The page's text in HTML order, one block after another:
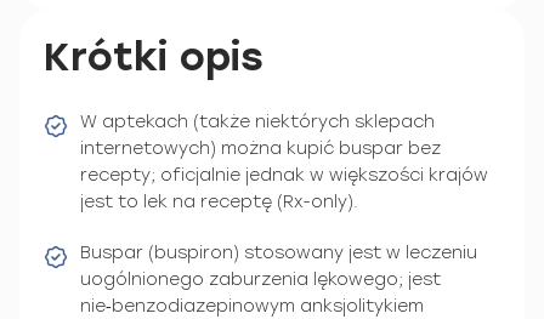
Krótki opis
W aptekach (także niektórych sklepach
internetowych) można kupić buspar bez
recepty; oficjalnie jednak w większości krajów
jest to lek na receptę (Rx-only).
Buspar (buspiron) stosowany jest w leczeniu
uogólnionego zaburzenia lękowego; jest
nie‑benzodiazepinowym anksjolitykiem